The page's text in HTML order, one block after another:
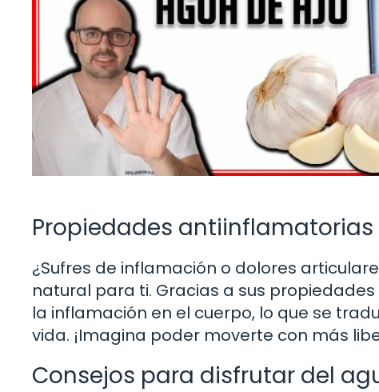
Propiedades antiinflamatorias
¿Sufres de inflamación o dolores
natural para ti. Gracias a sus
la inflamación en el cuerpo, lo que se
vida. ¡Imagina poder moverte con más
Consejos para disfrutar del